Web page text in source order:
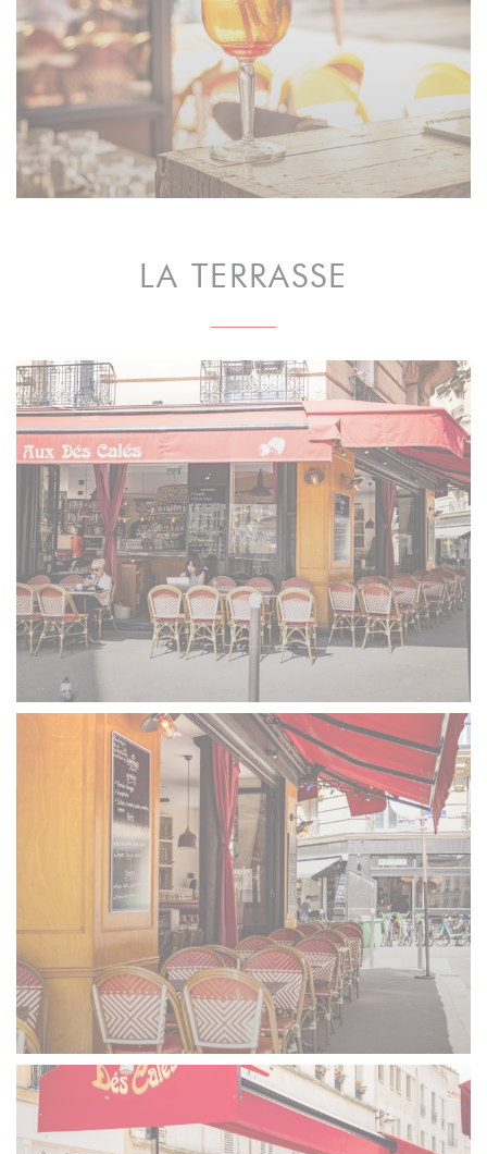
LA TERRASSE